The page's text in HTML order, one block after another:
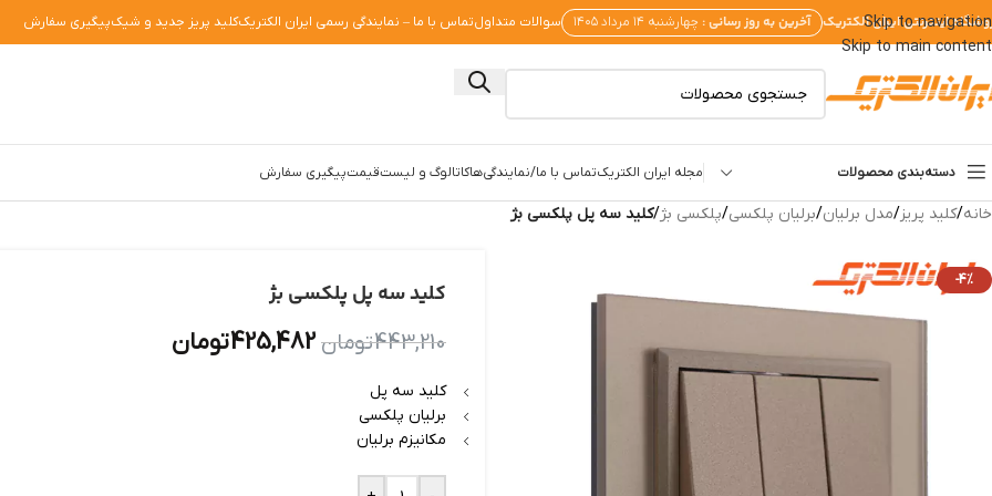
Skip to navigation
Skip to main content
اینترنتی ایران الکتریک آخرین به روز رسانی : چهارشنبه ۱۴ مرداد ۱۴۰۵ سوالات متداولتماس با ما – نمایندگی رسمی ایران الکتریککلید پریز جدید و شیکپیگیری سفارش
دسته‌بندی محصولات مجله ایران الکتریکتماس با ما/نمایندگی‌هاکاتالوگ و لیست‌قیمتپیگیری سفارش
خانه/کلید پریز/مدل برلیان/برلیان پلکسی/پلکسی بژ/کلید سه پل پلکسی بژ
-4% کلید سه پل پلکسی بژ
443,210تومان425,482تومان
کلید سه پل
برلیان پلکسی
مکانیزم برلیان